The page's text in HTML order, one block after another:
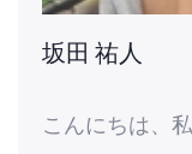
坂田 祐人
こんにちは、